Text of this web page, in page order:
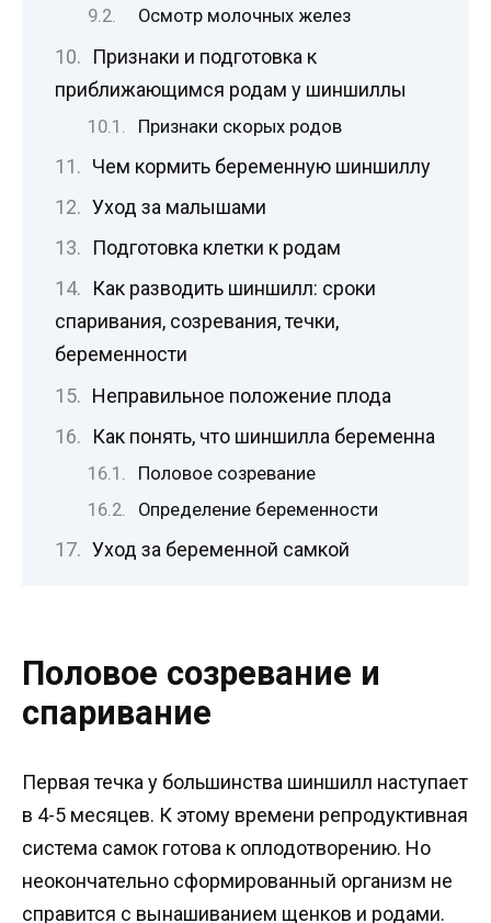
Осмотр молочных желез
Признаки и подготовка к
приближающимся родам у шиншиллы
Признаки скорых родов
Чем кормить беременную шиншиллу
Уход за малышами
Подготовка клетки к родам
Как разводить шиншилл: сроки
спаривания, созревания, течки,
беременности
Неправильное положение плода
Как понять, что шиншилла беременна
Половое созревание
Определение беременности
Уход за беременной самкой
Половое созревание и
спаривание
Первая течка у большинства шиншилл наступает
в 4-5 месяцев. К этому времени репродуктивная
система самок готова к оплодотворению. Но
неокончательно сформированный организм не
справится с вынашиванием щенков и родами.